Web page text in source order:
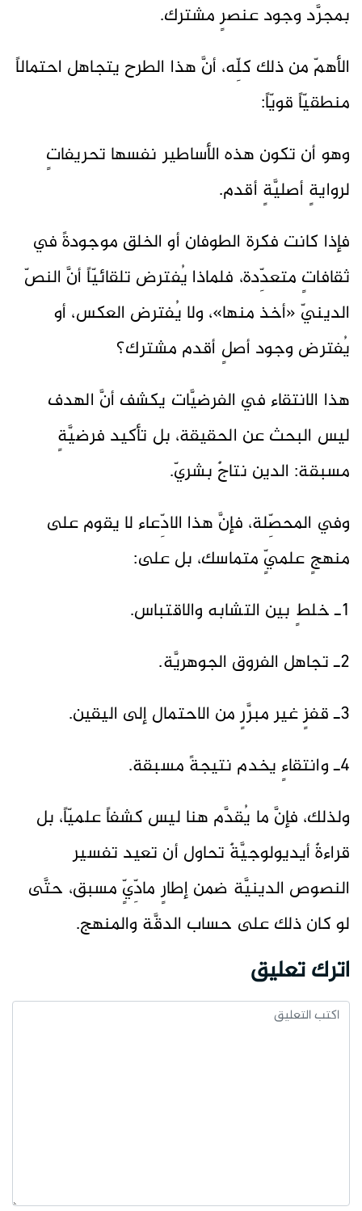
بمجرَّد وجود عنصرٍ مشترك.
الأهمّ من ذلك كلِّه، أنَّ هذا الطرح يتجاهل احتمالاً
منطقيّاً قويّاً:
وهو أن تكون هذه الأساطير نفسها تحريفاتٍ
لروايةٍ أصليَّةٍ أقدم.
فإذا كانت فكرة الطوفان أو الخلق موجودةً في
ثقافاتٍ متعدِّدة، فلماذا يُفترض تلقائيّاً أنَّ النصّ
الدينيّ «أخذ منها»، ولا يُفترض العكس، أو
يُفترض وجود أصلٍ أقدم مشترك؟
هذا الانتقاء في الفرضيَّات يكشف أنَّ الهدف
ليس البحث عن الحقيقة، بل تأكيد فرضيَّةٍ
مسبقة: الدين نتاجٌ بشريّ.
وفي المحصِّلة، فإنَّ هذا الادِّعاء لا يقوم على
منهجٍ علميٍّ متماسك، بل على:
1ـ خلطٍ بين التشابه والاقتباس.
2ـ تجاهل الفروق الجوهريَّة.
3ـ قفزٍ غير مبرَّرٍ من الاحتمال إلى اليقين.
4ـ وانتقاءٍ يخدم نتيجةً مسبقة.
ولذلك، فإنَّ ما يُقدَّم هنا ليس كشفاً علميّاً، بل
قراءةٌ أيديولوجيَّةٌ تحاول أن تعيد تفسير
النصوص الدينيَّة ضمن إطارٍ مادِّيٍّ مسبق، حتَّى
لو كان ذلك على حساب الدقَّة والمنهج.
اترك تعليق